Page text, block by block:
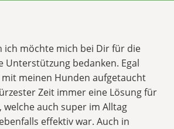
ich möchte mich bei Dir für die
Unterstützung bedanken. Egal
meinen Hunden aufgetaucht
Zeit immer eine Lösung für
auch super im Alltag
effektiv war. Auch in